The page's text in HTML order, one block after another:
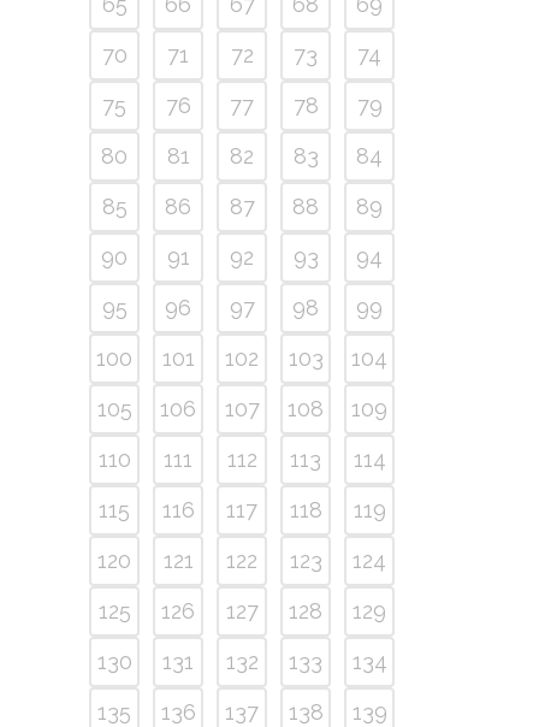
70
71 72 73
74
75
76 77 78
79
80
81 82 83
84
85
86 87 88
89
90
91 92 93
94
95
96 97 98
99
100
101 102 103
104
105
106 107 108
109
110
111 112 113
114
115
116 117 118
119
120
121 122 123
124
125
126 127 128
129
130
131 132 133
134
135
136 137 138
139